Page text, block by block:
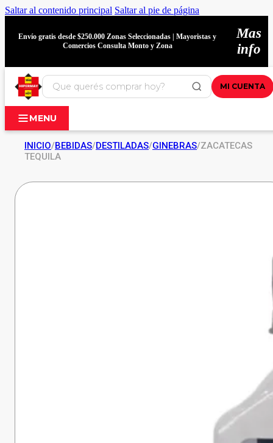
Saltar al contenido principal Saltar al pie de página
Envío gratis desde $250.000 Zonas Seleccionadas | Mayoristas y
Comercios Consulta Monto y Zona
Mas
info
MI CUENTA
MENU
INICIO/BEBIDAS/DESTILADAS/GINEBRAS/ZACATECAS
TEQUILA